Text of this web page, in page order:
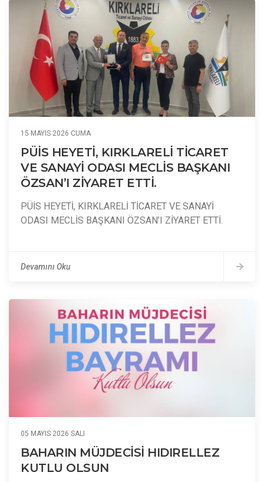
15 MAYIS 2026 CUMA
PÜİS HEYETİ, KIRKLARELİ TİCARET
VE SANAYİ ODASI MECLİS BAŞKANI
ÖZSAN’I ZİYARET ETTİ.
PÜİS HEYETİ, KIRKLARELİ TİCARET VE SANAYİ
ODASI MECLİS BAŞKANI ÖZSAN’I ZİYARET ETTİ.
Devamını Oku
05 MAYIS 2026 SALI
BAHARIN MÜJDECİSİ HIDIRELLEZ
KUTLU OLSUN